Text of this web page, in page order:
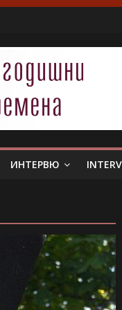
ми се случва в живота
ИНТЕРВЮ